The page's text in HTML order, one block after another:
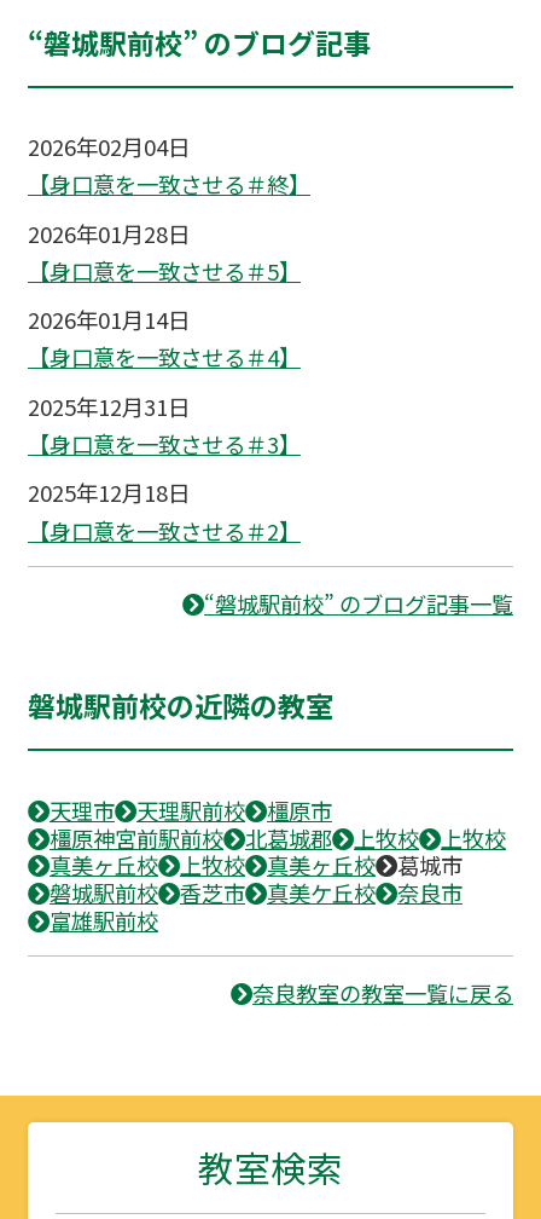
“磐城駅前校” のブログ記事
2026年02月04日
【身口意を一致させる＃終】
2026年01月28日
【身口意を一致させる＃5】
2026年01月14日
【身口意を一致させる＃4】
2025年12月31日
【身口意を一致させる＃3】
2025年12月18日
【身口意を一致させる＃2】
“磐城駅前校” のブログ記事一覧
磐城駅前校の近隣の教室
天理市 天理駅前校
橿原市
橿原神宮前駅前校
北葛城郡 上牧校
上牧校
真美ヶ丘校
上牧校 真美ヶ丘校
葛城市
磐城駅前校
香芝市 真美ケ丘校
奈良市
富雄駅前校
奈良教室の教室一覧に戻る
教室検索